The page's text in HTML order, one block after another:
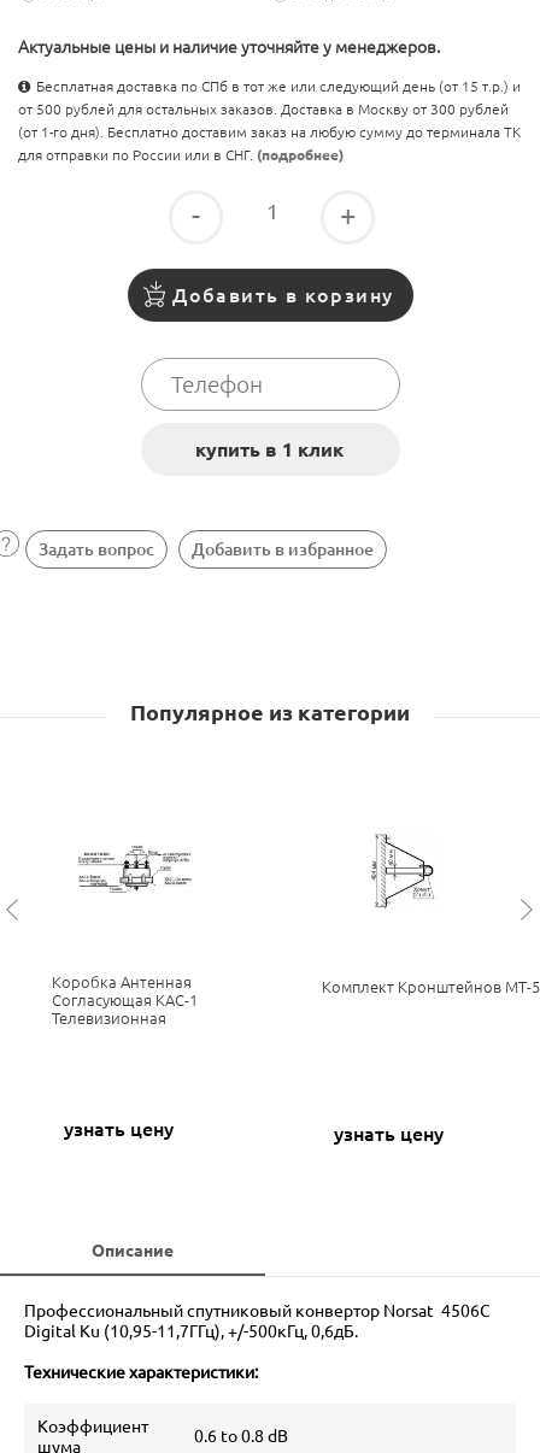
Актуальные цены и наличие уточняйте у менеджеров.
Бесплатная доставка по СПб в тот же или следующий день (от 15 т.р.) и
от 500 рублей для остальных заказов. Доставка в Москву от 300 рублей
(от 1-го дня). Бесплатно доставим заказ на любую сумму до терминала ТК
для отправки по России или в СНГ. (подробнее)
- +
Добавить в корзину
Задать вопрос Добавить в избранное
Популярное из категории
Коробка Антенная
Согласующая КАС-1
Телевизионная
узнать цену
Комплект Кронштейнов МТ-5
узнать цену
Описание
Профессиональный спутниковый конвертор Norsat 4506C
Digital Ku (10,95-11,7ГГц), +/-500кГц, 0,6дБ.
Технические характеристики:
Коэффициент
шума
0.6 to 0.8 dB